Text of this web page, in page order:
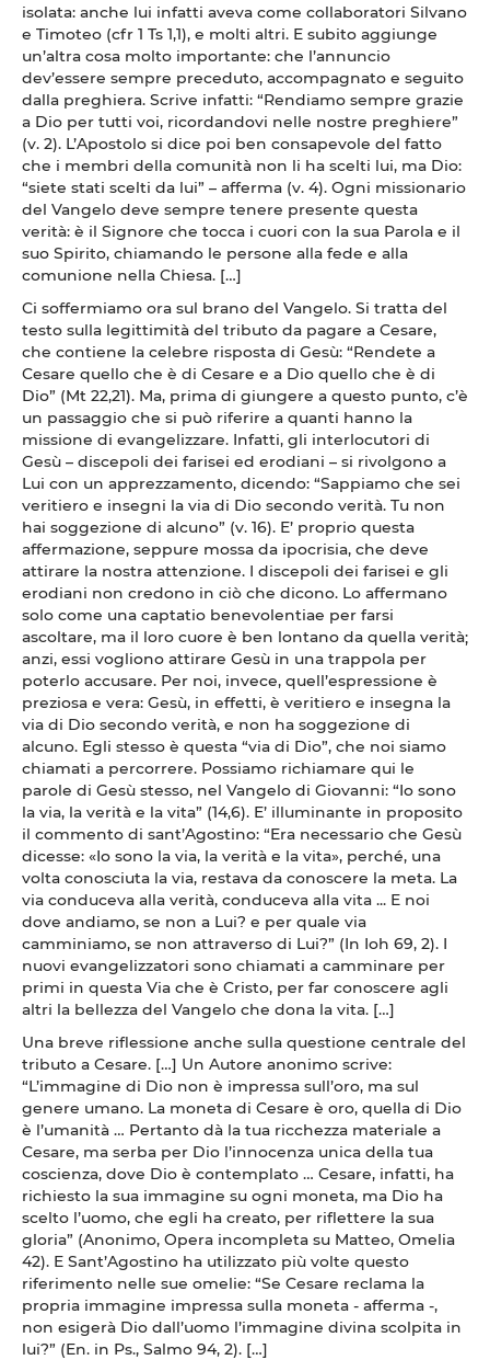
isolata: anche lui infatti aveva come collaboratori Silvano
e Timoteo (cfr 1 Ts 1,1), e molti altri. E subito aggiunge
un’altra cosa molto importante: che l’annuncio
dev’essere sempre preceduto, accompagnato e seguito
dalla preghiera. Scrive infatti: “Rendiamo sempre grazie
a Dio per tutti voi, ricordandovi nelle nostre preghiere”
(v. 2). L’Apostolo si dice poi ben consapevole del fatto
che i membri della comunità non li ha scelti lui, ma Dio:
“siete stati scelti da lui” – afferma (v. 4). Ogni missionario
del Vangelo deve sempre tenere presente questa
verità: è il Signore che tocca i cuori con la sua Parola e il
suo Spirito, chiamando le persone alla fede e alla
comunione nella Chiesa. […]
Ci soffermiamo ora sul brano del Vangelo. Si tratta del
testo sulla legittimità del tributo da pagare a Cesare,
che contiene la celebre risposta di Gesù: “Rendete a
Cesare quello che è di Cesare e a Dio quello che è di
Dio” (Mt 22,21). Ma, prima di giungere a questo punto, c’è
un passaggio che si può riferire a quanti hanno la
missione di evangelizzare. Infatti, gli interlocutori di
Gesù – discepoli dei farisei ed erodiani – si rivolgono a
Lui con un apprezzamento, dicendo: “Sappiamo che sei
veritiero e insegni la via di Dio secondo verità. Tu non
hai soggezione di alcuno” (v. 16). E’ proprio questa
affermazione, seppure mossa da ipocrisia, che deve
attirare la nostra attenzione. I discepoli dei farisei e gli
erodiani non credono in ciò che dicono. Lo affermano
solo come una captatio benevolentiae per farsi
ascoltare, ma il loro cuore è ben lontano da quella verità;
anzi, essi vogliono attirare Gesù in una trappola per
poterlo accusare. Per noi, invece, quell’espressione è
preziosa e vera: Gesù, in effetti, è veritiero e insegna la
via di Dio secondo verità, e non ha soggezione di
alcuno. Egli stesso è questa “via di Dio”, che noi siamo
chiamati a percorrere. Possiamo richiamare qui le
parole di Gesù stesso, nel Vangelo di Giovanni: “Io sono
la via, la verità e la vita” (14,6). E’ illuminante in proposito
il commento di sant’Agostino: “Era necessario che Gesù
dicesse: «Io sono la via, la verità e la vita», perché, una
volta conosciuta la via, restava da conoscere la meta. La
via conduceva alla verità, conduceva alla vita ... E noi
dove andiamo, se non a Lui? e per quale via
camminiamo, se non attraverso di Lui?” (In Ioh 69, 2). I
nuovi evangelizzatori sono chiamati a camminare per
primi in questa Via che è Cristo, per far conoscere agli
altri la bellezza del Vangelo che dona la vita. […]
Una breve riflessione anche sulla questione centrale del
tributo a Cesare. […] Un Autore anonimo scrive:
“L’immagine di Dio non è impressa sull’oro, ma sul
genere umano. La moneta di Cesare è oro, quella di Dio
è l’umanità … Pertanto dà la tua ricchezza materiale a
Cesare, ma serba per Dio l’innocenza unica della tua
coscienza, dove Dio è contemplato … Cesare, infatti, ha
richiesto la sua immagine su ogni moneta, ma Dio ha
scelto l’uomo, che egli ha creato, per riflettere la sua
gloria” (Anonimo, Opera incompleta su Matteo, Omelia
42). E Sant’Agostino ha utilizzato più volte questo
riferimento nelle sue omelie: “Se Cesare reclama la
propria immagine impressa sulla moneta - afferma -,
non esigerà Dio dall’uomo l’immagine divina scolpita in
lui?” (En. in Ps., Salmo 94, 2). […]